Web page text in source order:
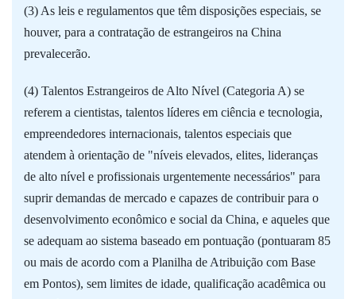
(3) As leis e regulamentos que têm disposições especiais, se
houver, para a contratação de estrangeiros na China
prevalecerão.
(4) Talentos Estrangeiros de Alto Nível (Categoria A) se
referem a cientistas, talentos líderes em ciência e tecnologia,
empreendedores internacionais, talentos especiais que
atendem à orientação de "níveis elevados, elites, lideranças
de alto nível e profissionais urgentemente necessários" para
suprir demandas de mercado e capazes de contribuir para o
desenvolvimento econômico e social da China, e aqueles que
se adequam ao sistema baseado em pontuação (pontuaram 85
ou mais de acordo com a Planilha de Atribuição com Base
em Pontos), sem limites de idade, qualificação acadêmica ou